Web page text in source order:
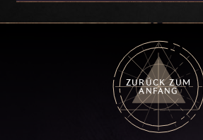
sind.
ZURÜCK ZUM
ANFANG